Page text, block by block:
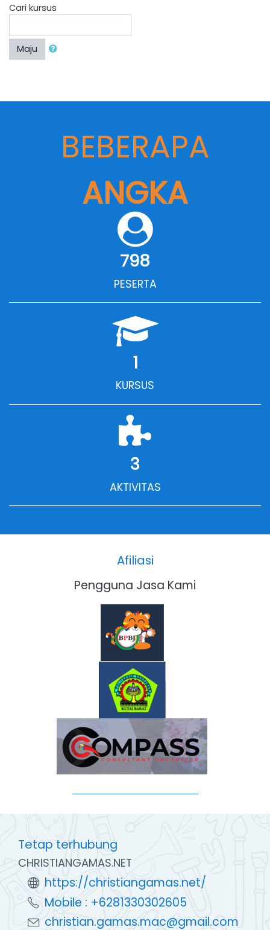
Cari kursus
Maju
BEBERAPA
ANGKA
798
PESERTA
1
KURSUS
3
AKTIVITAS
Afiliasi
Pengguna Jasa Kami
Tetap terhubung
CHRISTIANGAMAS.NET
https://christiangamas.net/
Mobile : +6281330302605
christian.gamas.mac@gmail.com